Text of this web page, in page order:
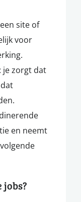
site of
voor
je zorgt dat
en neemt
jobs?